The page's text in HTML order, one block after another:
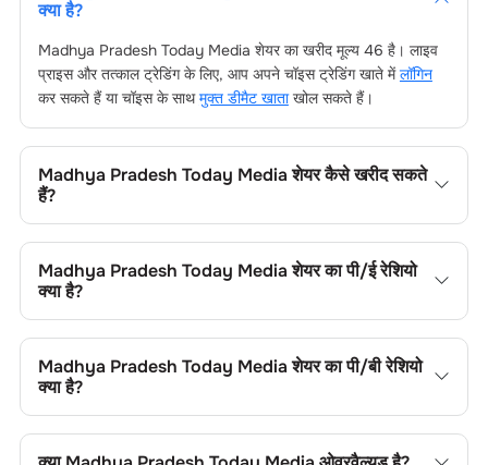
क्या है?
Madhya Pradesh Today Media शेयर का खरीद मूल्य 46 है। लाइव
प्राइस और तत्काल ट्रेडिंग के लिए, आप अपने चॉइस ट्रेडिंग खाते मेंलॉगिन
कर सकते हैं या चॉइस के साथमुक्त डीमैट खाताखोल सकते हैं।
Madhya Pradesh Today Mediaशेयर कैसे खरीद सकते
हैं?
ट्रेडिंग खाते में लॉगिन करें, या चॉइस डीमैट खाता खोल, फिर फंड जोड़ें, कंपनी
का नाम खोजें, अपना ऑर्डर टाइप चुनें और ट्रेड प्लेस करें।
Madhya Pradesh Today Mediaशेयर का पी/ई रेशियो
क्या है?
है। आप सापेक्ष मूल्यांकन के लिए इसकी तुलना सेक्टर के औसत से कर
सकते हैं।
Madhya Pradesh Today Mediaशेयर का पी/बी रेशियो
क्या है?
है। यह शेयर के मूल्य की तुलना उसकी बुक वैल्यू से करने में उपयोगी